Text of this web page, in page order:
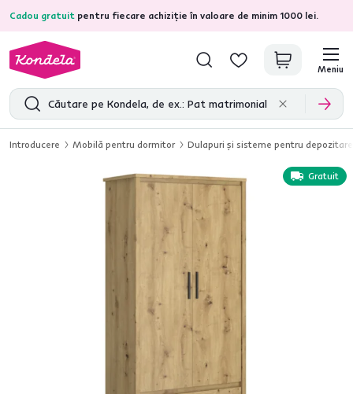
Cadou gratuit pentru fiecare achiziție în valoare de minim 1000 lei.
4,7 31.157 recenzii de produs verificate
Meniu
Introducere Mobilă pentru dormitor Dulapuri şi sisteme pentru depozitare
Gratuit